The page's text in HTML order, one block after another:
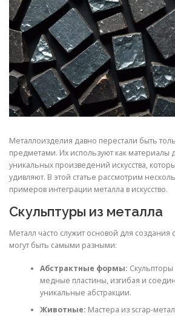
СТАТЬИ
Металлоизделия давно перестали быть
предметами. Их используют как материалы
уникальных произведений искусства,
удивляют. В этой статье рассмотрим
примеров интеграции металла в искусство.
Скульптуры из металла
Металл часто служит основой для создания
могут быть самыми разными:
Абстрактные формы:
медные пластины, изгибая и
уникальные абстракции.
Животные: Мастера из scrap-